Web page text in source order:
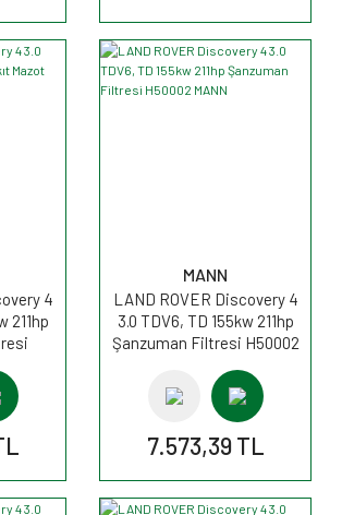
4
211hp
MANN
LAND ROVER Discovery 4
3.0 TDV6, TD 155kw 211hp
Şanzuman Filtresi H50002
7.573,39 TL